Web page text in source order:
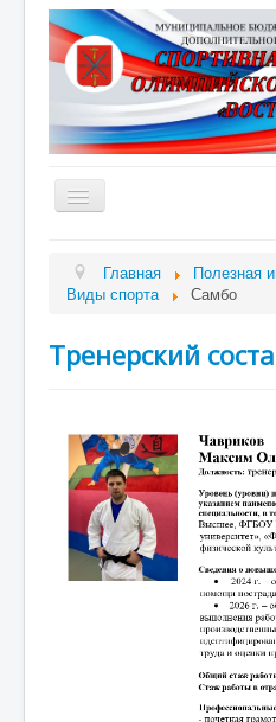
Сведения об
Полезная информация
Гордость школы
Мероприятия
Контакты
Родителям
Противодействие
Антитеррористическая
Главная
Полезная
Виды спорта
Самбо
Тренерский